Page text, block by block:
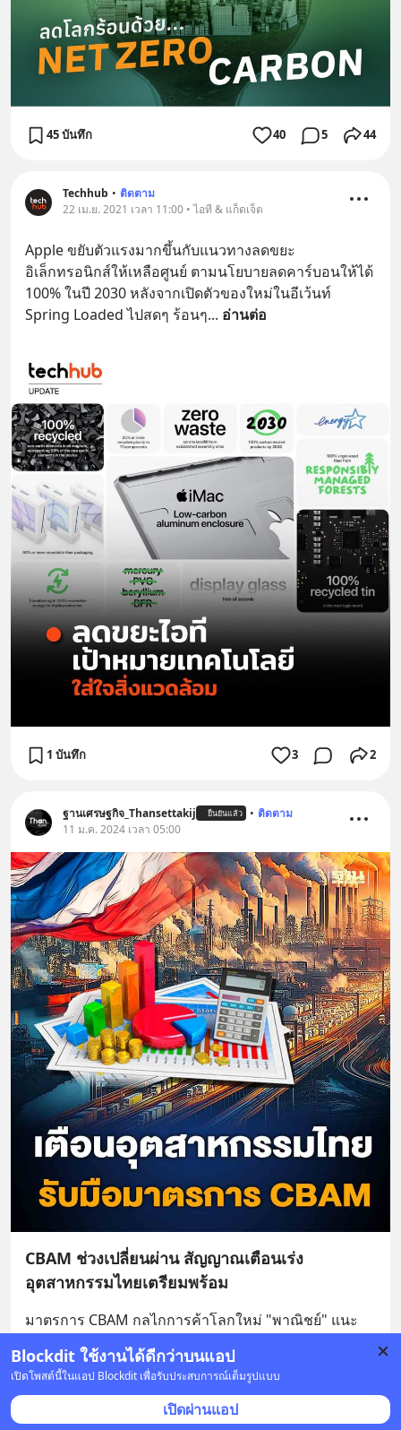
Blockdit ใช้งานได้ดีกว่าบนแอป
เปิดโพสต์นี้ในแอป Blockdit เพื่อรับประสบการณ์เต็มรูปแบบ
เปิดผ่านแอป
45 บันทึก 40 5 44
Techhub • ติดตาม
22 เม.ย. 2021 เวลา 11:00 • ไอที & แก็ดเจ็ต
Apple ขยับตัวแรงมากขึ้นกับแนวทางลดขยะ
อิเล็กทรอนิกส์ให้เหลือศูนย์ ตามนโยบายลดคาร์บอนให้ได้
100% ในปี 2030 หลังจากเปิดตัวของใหม่ในอีเว้นท์
Spring Loaded ไปสดๆ ร้อนๆ... อ่านต่อ
1 บันทึก 3 2
ฐานเศรษฐกิจ_Thansettakij ยืนยันแล้ว • ติดตาม
11 ม.ค. 2024 เวลา 05:00
CBAM ช่วงเปลี่ยนผ่าน สัญญาณเตือนเร่ง
อุตสาหกรรมไทยเตรียมพร้อม
มาตรการ CBAM กลไกการค้าโลกใหม่ "พาณิชย์" แนะ
เวลาเปลี่ยนผ่านของมาตรการ CBAM
3 บันทึก 7 9